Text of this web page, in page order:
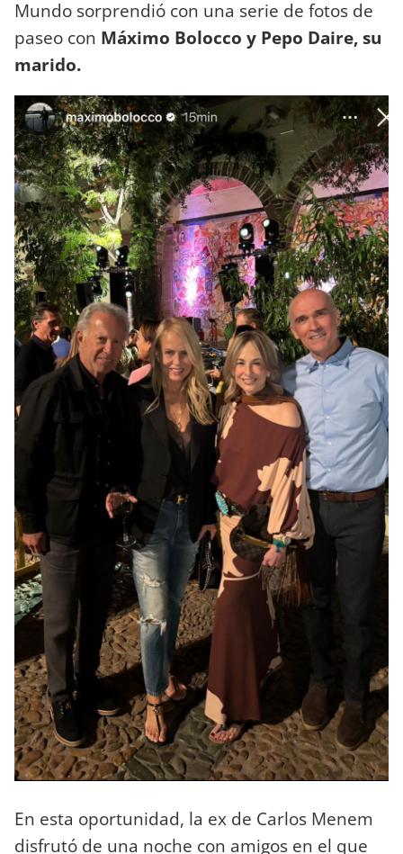
Mundo sorprendió con una serie de fotos de
paseo con Máximo Bolocco y Pepo Daire, su
marido.
En esta oportunidad, la ex de Carlos Menem
disfrutó de una noche con amigos en el que